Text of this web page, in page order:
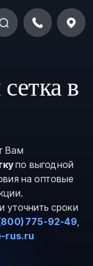
в
Вам
по выгодной
на оптовые
уточнить сроки
775-92-49,
rus.ru